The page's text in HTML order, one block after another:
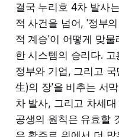
결국 누리호 4차 발사
적 사건을 넘어, '정부
적 계승'이 어떻게 맞
한 시스템의 승리다.
정부와 기업, 그리고
生)의 장'을 비추는 서
차 발사, 그리고 차세
공생의 원칙은 유효할